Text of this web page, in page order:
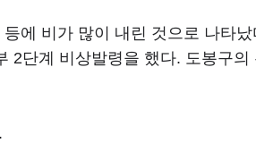
에 비가 많이 내린 것으로 나타났
2단계 비상발령을 했다. 도봉구의